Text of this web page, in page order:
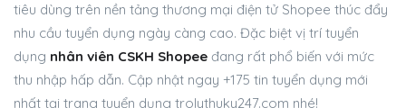
tiêu dùng trên nền tảng thương mại điện tử Shopee thúc đẩy
nhu cầu tuyển dụng ngày càng cao. Đặc biệt vị trí tuyển
dụng nhân viên CSKH Shopee đang rất phổ biến với mức
thu nhập hấp dẫn. Cập nhật ngay +175 tin tuyển dụng mới
nhất tại trang tuyển dụng trolythuky247.com nhé!